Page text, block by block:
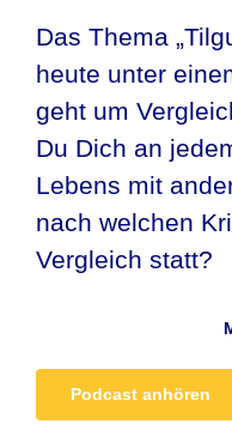
Das Thema
heute unter
geht um
Du Dich an
Lebens mit
nach welchen
Vergleich statt?
Podcast anhören